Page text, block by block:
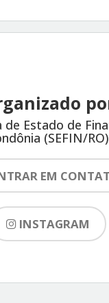
de Estado de
(SEFIN/RO)
EM
INSTAGRAM